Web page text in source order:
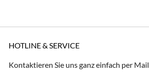
HOTLINE & SERVICE
Kontaktieren Sie uns ganz einfach per Mail